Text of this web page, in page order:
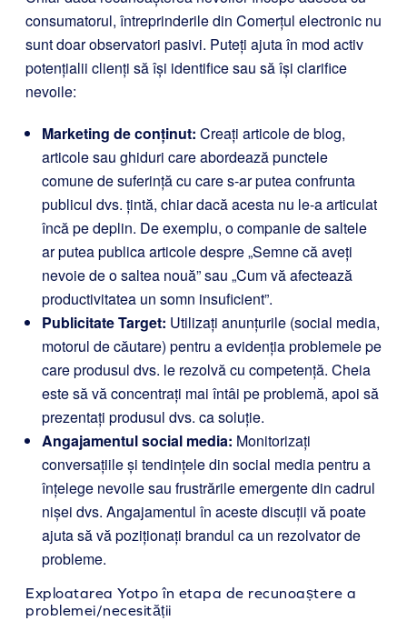
consumatorul, întreprinderile din Comerțul electronic nu
sunt doar observatori pasivi. Puteți ajuta în mod activ
potențialii clienți să își identifice sau să își clarifice
nevoile:
Marketing de conținut: Creați articole de blog,
articole sau ghiduri care abordează punctele
comune de suferință cu care s-ar putea confrunta
publicul dvs. țintă, chiar dacă acesta nu le-a articulat
încă pe deplin. De exemplu, o companie de saltele
ar putea publica articole despre „Semne că aveți
nevoie de o saltea nouă” sau „Cum vă afectează
productivitatea un somn insuficient”.
Publicitate Target: Utilizați anunțurile (social media,
motorul de căutare) pentru a evidenția problemele pe
care produsul dvs. le rezolvă cu competență. Cheia
este să vă concentrați mai întâi pe problemă, apoi să
prezentați produsul dvs. ca soluție.
Angajamentul social media: Monitorizați
conversațiile și tendințele din social media pentru a
înțelege nevoile sau frustrările emergente din cadrul
nișei dvs. Angajamentul în aceste discuții vă poate
ajuta să vă poziționați brandul ca un rezolvator de
probleme.
Exploatarea Yotpo în etapa de recunoaștere a
problemei/necesității